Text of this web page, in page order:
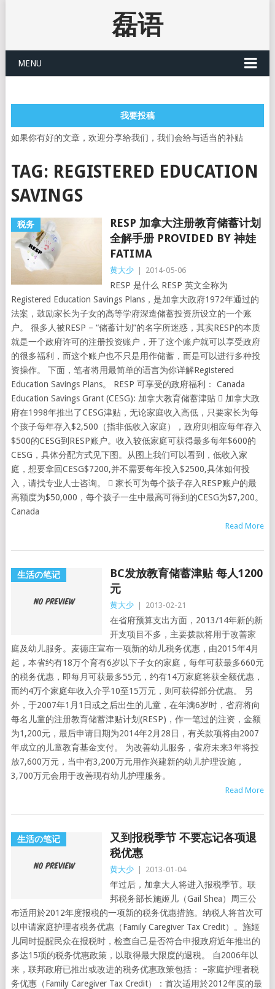
磊语
MENU
我要投稿
如果你有好的文章，欢迎分享给我们，我们会给与适当的补贴
TAG: REGISTERED EDUCATION
SAVINGS
税务
RESP 加拿大注册教育储蓄计划
全解手册 PROVIDED BY 神娃
FATIMA
黄大少 2014-05-06
RESP 是什么 RESP 英文全称为
Registered Education Savings Plans，是加拿大政府1972年通过的
法案，鼓励家长为子女的高等学府深造储蓄投资所设立的一个账
户。 很多人被RESP – “储蓄计划”的名字所迷惑，其实RESP的本质
就是一个政府许可的注册投资账户，开了这个账户就可以享受政府
的很多福利，而这个账户也不只是用作储蓄，而是可以进行多种投
资操作。 下面，笔者将用最简单的语言为你详解Registered
Education Savings Plans。 RESP 可享受的政府福利： Canada
Education Savings Grant (CESG): 加拿大教育储蓄津贴  加拿大政
府在1998年推出了CESG津贴，无论家庭收入高低，只要家长为每
个孩子每年存入$2,500（指非低收入家庭），政府则相应每年存入
$500的CESG到RESP账户。收入较低家庭可获得最多每年$600的
CESG，具体分配方式见下图。从图上我们可以看到，低收入家
庭，想要拿回CESG$7200,并不需要每年投入$2500,具体如何投
入，请找专业人士咨询。  家长可为每个孩子存入RESP账户的最
高额度为$50,000，每个孩子一生中最高可得到的CESG为$7,200。
Canada
Read More
生活の笔记
BC发放教育储蓄津贴 每人1200
元
黄大少 2013-02-21
在省府预算支出方面，2013/14年新的新
开支项目不多，主要拨款将用于改善家
庭及幼儿服务。麦德庄宣布一项新的幼儿税务优惠，由2015年4月
起，本省约有18万个育有6岁以下子女的家庭，每年可获最多660元
的税务优惠，即每月可获最多55元，约有14万家庭将获全额优惠，
而约4万个家庭年收入介乎10至15万元，则可获得部分优惠。 另
外，于2007年1月1日或之后出生的儿童，在年满6岁时，省府将向
每名儿童的注册教育储蓄津贴计划(RESP)，作一笔过的注资，金额
为1,200元，最后申请日期为2014年2月28日，有关款项将由2007
年成立的儿童教育基金支付。 为改善幼儿服务，省府未来3年将投
放7,600万元，当中有3,200万元用作兴建新的幼儿护理设施，
3,700万元会用于改善现有幼儿护理服务。
Read More
生活の笔记
又到报税季节 不要忘记各项退
税优惠
黄大少 2013-01-04
年过后，加拿大人将进入报税季节。联
邦税务部长施姬儿（Gail Shea）周三公
布适用於2012年度报税的一项新的税务优惠措施。纳税人将首次可
以申请家庭护理者税务优惠（Family Caregiver Tax Credit）。施姬
儿同时提醒民众在报税时，检查自己是否符合申报政府近年推出的
多达15项的税务优惠政策，以取得最大限度的退税。 自2006年以
来，联邦政府已推出或改进的税务优惠政策包括： –家庭护理者税
务优惠（Family Caregiver Tax Credit）：首次适用於2012年度的最